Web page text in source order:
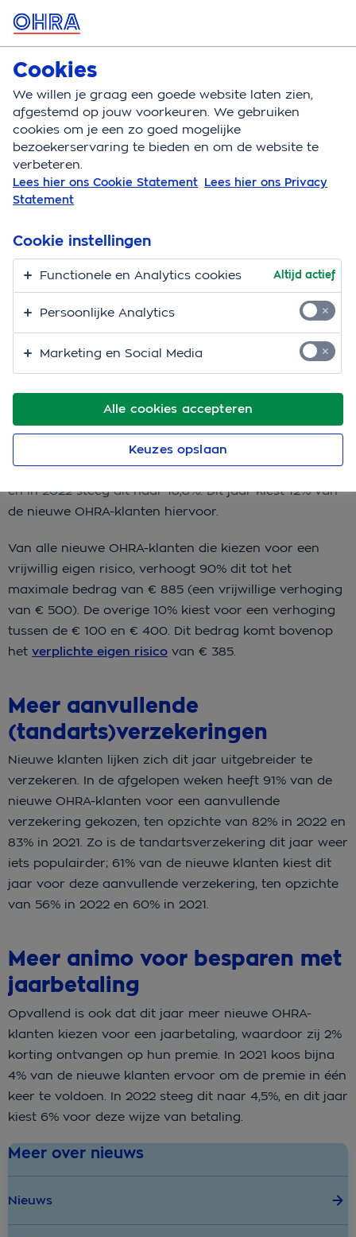
MENU
Over OHRA
Over OHRA Nieuws Minder zorgverzekerden
30 november 2023 | Persbericht
Minder
zorgverzekerden
kiezen maximaal eigen
risico
Het ‘zorgseizoen’ – de periode waarin Nederlanders
kunnen overstappen van zorgverzekeraar – is medio
november van start gegaan. OHRA Zorg maakt na
drie weken een eerste balans op, en vergelijkt dit met
diezelfde periode van vorige jaren.
Hieruit blijkt dat minder nieuwe klanten kiezen voor
een maximaal eigen risico in ruil voor een lagere
zorgpremie. In 2021 koos 12,7% voor € 885 eigen risico
en in 2022 steeg dit naar 18,8%. Dit jaar kiest 12% van
de nieuwe OHRA-klanten hiervoor.
Van alle nieuwe OHRA-klanten die kiezen voor een
vrijwillig eigen risico, verhoogt 90% dit tot het
maximale bedrag van € 885 (een vrijwillige verhoging
van € 500). De overige 10% kiest voor een verhoging
tussen de € 100 en € 400. Dit bedrag komt bovenop
het verplichte eigen risico van € 385.
Meer aanvullende
(tandarts)verzekeringen
Nieuwe klanten lijken zich dit jaar uitgebreider te
verzekeren. In de afgelopen weken heeft 91% van de
nieuwe OHRA-klanten voor een aanvullende
verzekering gekozen, ten opzichte van 82% in 2022 en
83% in 2021. Zo is de tandartsverzekering dit jaar weer
iets populairder; 61% van de nieuwe klanten kiest dit
jaar voor deze aanvullende verzekering, ten opzichte
van 56% in 2022 en 60% in 2021.
Meer animo voor besparen met
jaarbetaling
Opvallend is ook dat dit jaar meer nieuwe OHRA-
klanten kiezen voor een jaarbetaling, waardoor zij 2%
korting ontvangen op hun premie. In 2021 koos bijna
4% van de nieuwe klanten ervoor om de premie in één
keer te voldoen. In 2022 steeg dit naar 4,5%, en dit jaar
kiest 6% voor deze wijze van betaling.
Meer over nieuws
Nieuws
Cookies
We willen je graag een goede website laten zien,
afgestemd op jouw voorkeuren. We gebruiken
cookies om je een zo goed mogelijke
bezoekerservaring te bieden en om de website te
verbeteren.
Lees hier ons Cookie Statement Lees hier ons Privacy
Statement
Alle cookies accepteren
Cookie instellingen
Functionele en Analytics cookies Altijd actief
Persoonlijke Analytics
Marketing en Social Media
Keuzes opslaan